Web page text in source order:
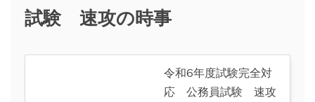
試験 速攻の時事
令和6年度試験完全対
応 公務員試験 速攻